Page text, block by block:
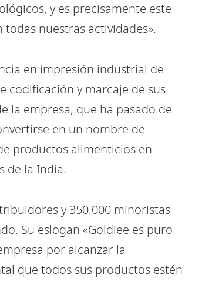
y es precisamente este
nuestras actividades».
en impresión industrial de
codificación y marcaje de sus
la empresa, que ha pasado de
en un nombre de
productos alimenticios en
de la India.
y 350.000 minoristas
Su eslogan «Goldiee es puro
por alcanzar la
que todos sus productos estén